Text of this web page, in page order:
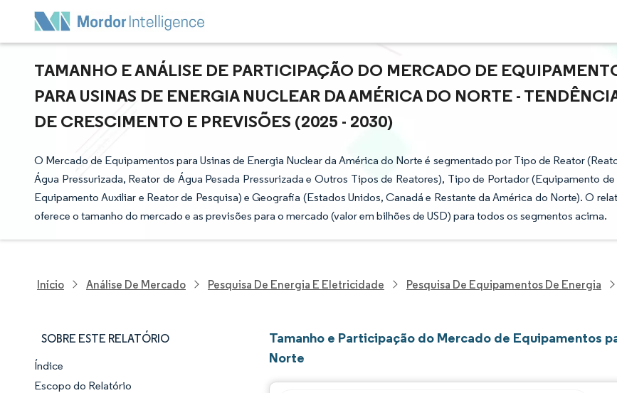
TAMANHO E ANÁLISE DE PARTICIPAÇÃO DO MERCADO DE
PARA USINAS DE ENERGIA NUCLEAR DA AMÉRICA DO NORTE -
DE CRESCIMENTO E PREVISÕES (2025 - 2030)
O Mercado de Equipamentos para Usinas de Energia Nuclear da América do Norte é segmentado por Tipo de Reator
Água Pressurizada, Reator de Água Pesada Pressurizada e Outros Tipos de Reatores), Tipo de Portador (Equipamento de
Equipamento Auxiliar e Reator de Pesquisa) e Geografia (Estados Unidos, Canadá e Restante da América do Norte). O
oferece o tamanho do mercado e as previsões para o mercado (valor em bilhões de USD) para todos os segmentos acima.
Início Análise De Mercado Pesquisa De Energia E Eletricidade Pesquisa De Equipamentos De Energia
SOBRE ESTE RELATÓRIO
Panorama do Mercado
Índice
Escopo do Relatório
Tamanho e Participação do Mercado de Equipamentos
Norte